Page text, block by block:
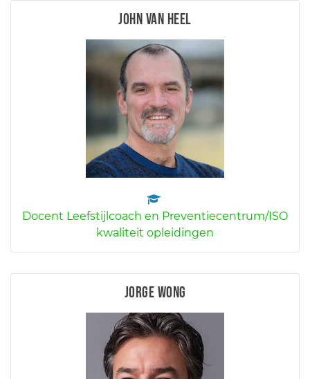
John van Heel
Docent Leefstijlcoach en Preventiecentrum/ISO
kwaliteit opleidingen
Jorge Wong